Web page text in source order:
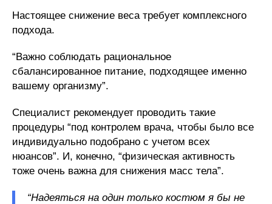
Настоящее снижение веса требует комплексного
подхода.
“Важно соблюдать рациональное
сбалансированное питание, подходящее именно
вашему организму”.
Специалист рекомендует проводить такие
процедуры “под контролем врача, чтобы было все
индивидуально подобрано с учетом всех
нюансов”. И, конечно, “физическая активность
тоже очень важна для снижения масс тела”.
“Надеяться на один только костюм я бы не